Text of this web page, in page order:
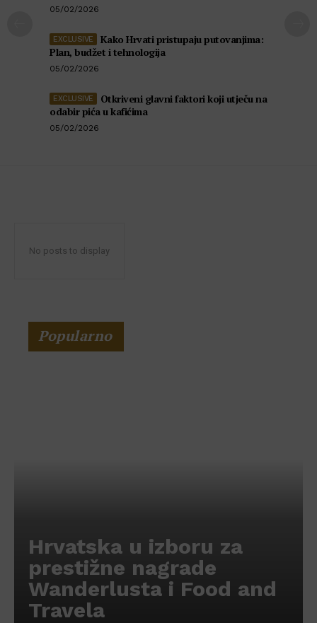
05/02/2026
Kako Hrvati pristupaju putovanjima:
Plan, budžet i tehnologija
05/02/2026
Otkriveni glavni faktori koji utječu na
odabir pića u kafićima
05/02/2026
No posts to display
Popularno
Hrvatska u izboru za
prestižne nagrade
Wanderlusta i Food and
Travela